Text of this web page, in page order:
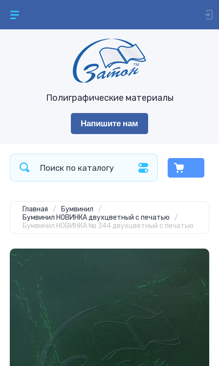
Полиграфические материалы
Напишите нам
Главная / Бумвинил
/
Бумвинил НОВИНКА двухцветный с печатью
/
Бумвинил НОВИНКА № 344 двухцветный с печатью